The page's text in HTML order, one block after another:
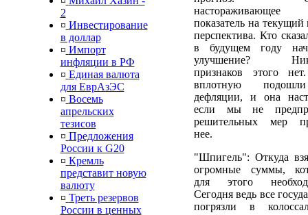
2
¤ Инвестирование
в доллар
¤ Импорт
инфляции в РФ
¤ Единая валюта
для ЕврАзЭС
¤ Восемь
апрельских
тезисов
¤ Предложения
России к G20
¤ Кремль
представит новую
валюту
¤ Треть резервов
России в ценных
показатель на текущий
перспектива. Кто
в будущем году
улучшение?
признаков этого
вплотную
дефляции, и она
если мы не
решительных мер
нее.
"Шпигель": Откуда
огромные суммы,
для этого
Сегодня ведь все
погрязли в